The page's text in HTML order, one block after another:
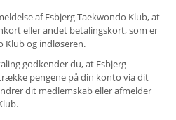
af Esbjerg Taekwondo Klub, at
eller andet betalingskort, som er
Klub og indløseren.
godkender du, at Esbjerg
pengene på din konto via dit
dit medlemskab eller afmelder